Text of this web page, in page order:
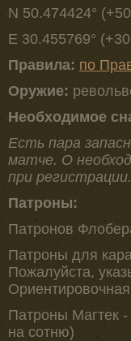
N 50.474424°
E 30.455769°
Правила: по
Opужиe:
Необходимое
Есть пара
матче. О
при регистрации.
Патроны:
Патронов
Патроны для
Пожалуйста,
Ориентировочная
Патроны Магтек
на сотню)